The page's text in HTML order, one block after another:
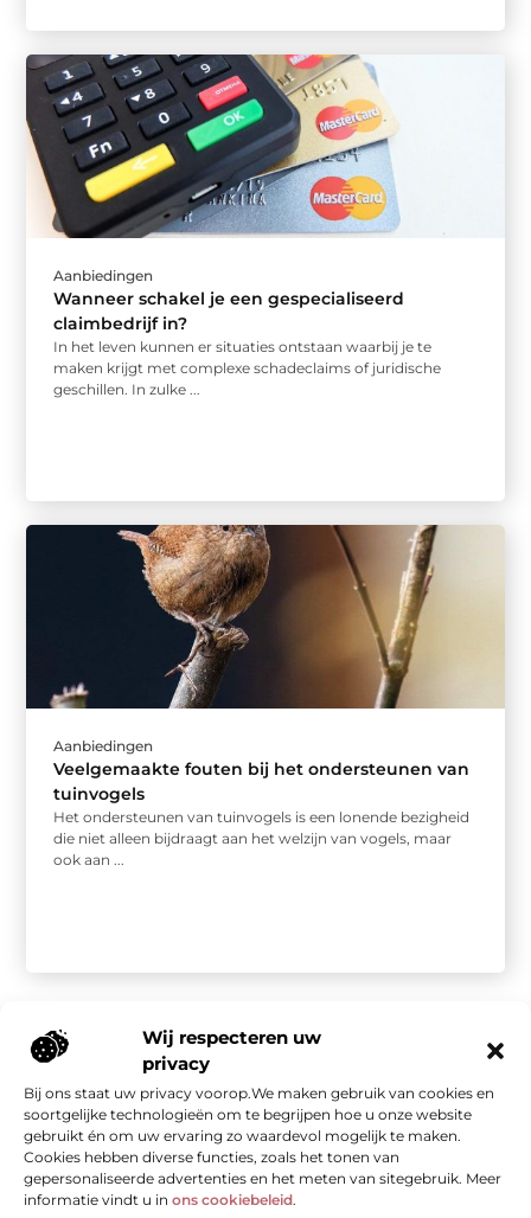
Wij respecteren uw
privacy
Bij ons staat uw privacy voorop.We maken gebruik van cookies en
soortgelijke technologieën om te begrijpen hoe u onze website
gebruikt én om uw ervaring zo waardevol mogelijk te maken.
Cookies hebben diverse functies, zoals het tonen van
gepersonaliseerde advertenties en het meten van sitegebruik. Meer
informatie vindt u in ons cookiebeleid.
Aanbiedingen
Wanneer schakel je een gespecialiseerd
claimbedrijf in?
In het leven kunnen er situaties ontstaan waarbij je te
maken krijgt met complexe schadeclaims of juridische
geschillen. In zulke ...
Aanbiedingen
Veelgemaakte fouten bij het ondersteunen van
tuinvogels
Het ondersteunen van tuinvogels is een lonende bezigheid
die niet alleen bijdraagt aan het welzijn van vogels, maar
ook aan ...
Onze informatie